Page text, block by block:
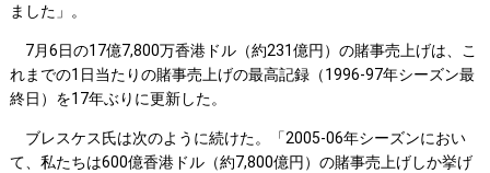
ました」。
7月6日の17億7,800万香港ドル（約231億円）の賭事売上げは、こ
れまでの1日当たりの賭事売上げの最高記録（1996-97年シーズン最
終日）を17年ぶりに更新した。
ブレスケス氏は次のように続けた。「2005-06年シーズンにおい
て、私たちは600億香港ドル（約7,800億円）の賭事売上げしか挙げ